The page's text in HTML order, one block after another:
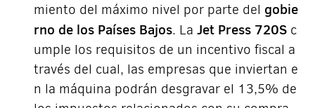
miento del máximo nivel por parte del gobie
rno de los Países Bajos. La Jet Press 720Sc
umple los requisitos de un incentivo fiscal a
través del cual, las empresas que inviertan e
n la máquina podrán desgravar el 13,5% de